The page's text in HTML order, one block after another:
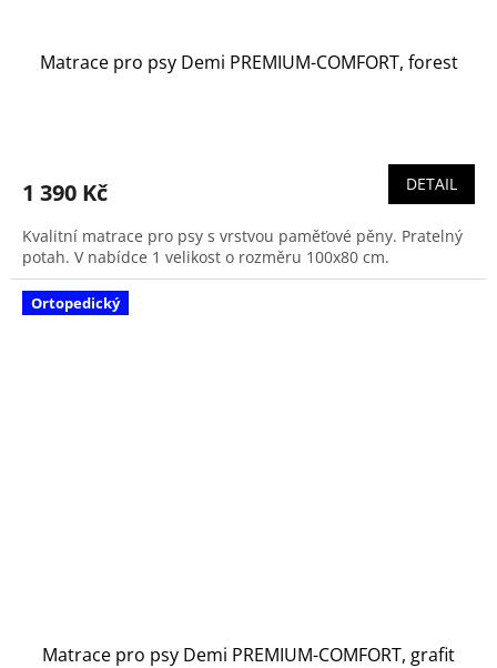
Matrace pro psy Demi PREMIUM-COMFORT, forest
1 390 Kč DETAIL
Kvalitní matrace pro psy s vrstvou paměťové pěny. Pratelný
potah. V nabídce 1 velikost o rozměru 100x80 cm.
Ortopedický
Matrace pro psy Demi PREMIUM-COMFORT, grafit